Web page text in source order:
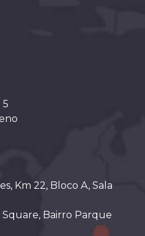
5
Km 22, Bloco A, Sala
Bairro Parque